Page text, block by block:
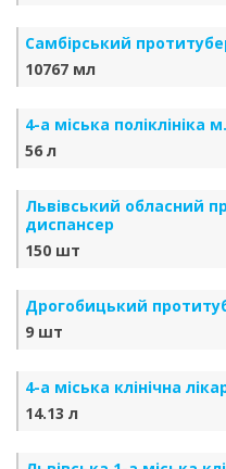
Самбірський
10767 мл
4-а міська поліклініка
56 л
Львівський обласний
диспансер
150 шт
Дрогобицький
9 шт
4-а міська клінічна
14.13 л